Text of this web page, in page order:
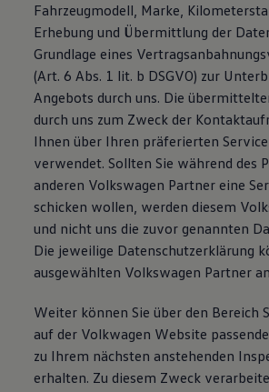
Fahrzeugmodell, Marke,
Erhebung und Übermittlung der
Grundlage eines
(Art. 6 Abs. 1 lit. b DSGVO) zur
Angebots durch uns. Die
durch uns zum Zweck der
Ihnen über Ihren präferierten
verwendet. Sollten Sie während des
anderen Volkswagen Partner eine
schicken wollen, werden diesem
und nicht uns die zuvor genannten
Die jeweilige Datenschutzerklärung
ausgewählten Volkswagen Partner
Weiter können Sie über den Bereich
auf der Volkwagen Website
zu Ihrem nächsten anstehenden
erhalten. Zu diesem Zweck